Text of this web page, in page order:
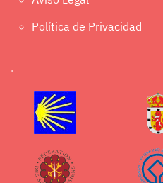
Política de Privacidad
.